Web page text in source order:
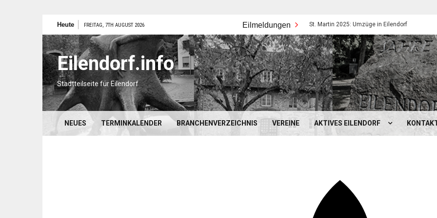
Inhalt
springen
Heute FREITAG, 7TH AUGUST 2026 EilmeldungenSt. Martin 2025: Umzüge in Eilendorf
Eilendorf.info
Stadtteilseite für Eilendorf
NEUES TERMINKALENDER BRANCHENVERZEICHNIS VEREINE AKTIVES EILENDORF